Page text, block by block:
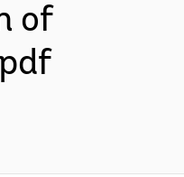
of